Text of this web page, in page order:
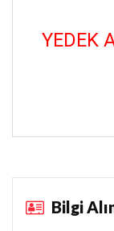
YEDEK
Bilgi